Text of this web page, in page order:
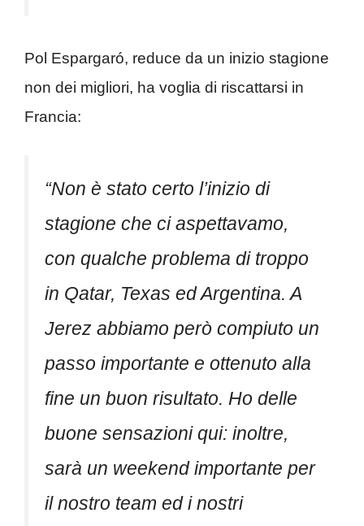
Pol Espargaró, reduce da un inizio stagione
non dei migliori, ha voglia di riscattarsi in
Francia:
“Non è stato certo l’inizio di
stagione che ci aspettavamo,
con qualche problema di troppo
in Qatar, Texas ed Argentina. A
Jerez abbiamo però compiuto un
passo importante e ottenuto alla
fine un buon risultato. Ho delle
buone sensazioni qui: inoltre,
sarà un weekend importante per
il nostro team ed i nostri